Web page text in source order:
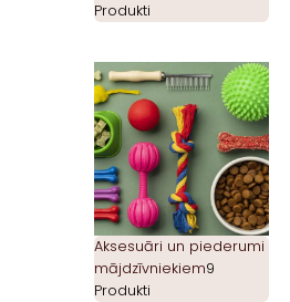
Produkti
Aksesuāri un piederumi
mājdzīvniekiem9
Produkti